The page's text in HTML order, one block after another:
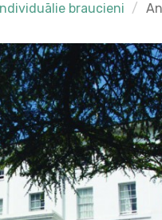
braucieni